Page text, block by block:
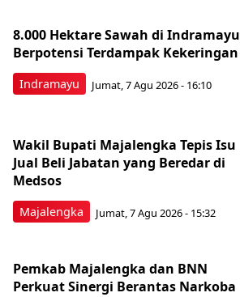
Indramayu
8.000 Hektare Sawah di Indramayu
Berpotensi Terdampak Kekeringan
Jumat, 7 Agu 2026 - 16:10
Majalengka
Wakil Bupati Majalengka Tepis Isu
Jual Beli Jabatan yang Beredar di
Medsos
Jumat, 7 Agu 2026 - 15:32
Pemkab Majalengka dan BNN
Perkuat Sinergi Berantas Narkoba